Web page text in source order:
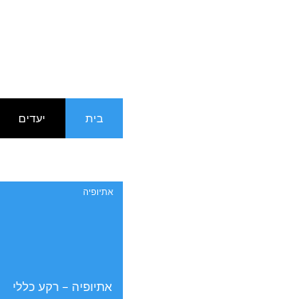
לתוכן
בית יעדים
אתיופיה
אתיופיה – רקע כללי